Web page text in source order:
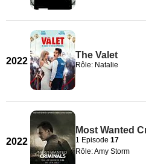
2022
The Valet
Rôle: Natalie
2022
Most Wanted
1 Episode 17
Rôle: Amy Storm